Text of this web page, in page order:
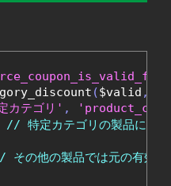
($valid ,
カテゴリ' , 'product_cat'
// 特定カテゴリの製品には適
その他の製品では元の有効性